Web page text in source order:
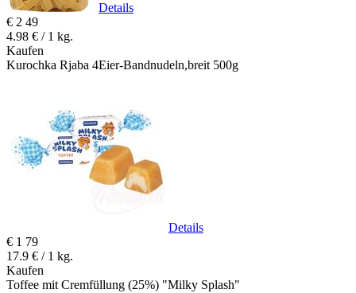
Details
€ 2 49
4.98 € / 1 kg.
Kaufen
Kurochka Rjaba 4Eier-Bandnudeln,breit 500g
Details
€ 1 79
17.9 € / 1 kg.
Kaufen
Toffee mit Cremfüllung (25%) "Milky Splash"